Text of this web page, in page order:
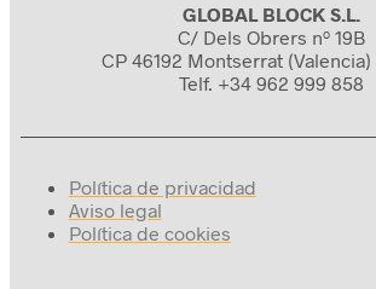
GLOBAL BLOCK S.L.
C/ Dels Obrers nº 19B
CP 46192 Montserrat
Telf. +34 962 999 858
Política de privacidad
Aviso legal
Política de cookies